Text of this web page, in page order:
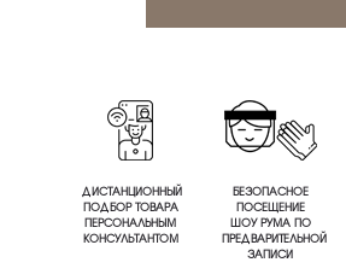
ДИСТАНЦИОННЫЙ
ПОДБОР ТОВАРА
ПЕРСОНАЛЬНЫМ
КОНСУЛЬТАНТОМ
БЕЗОПАСНОЕ
ПОСЕЩЕНИЕ
ШОУ РУМА ПО
ПРЕДВАРИТЕЛЬНОЙ
ЗАПИСИ